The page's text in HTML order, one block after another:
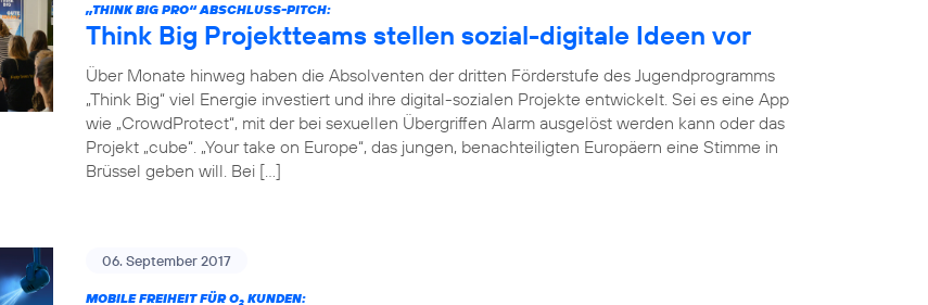
„THINK BIG PRO“ ABSCHLUSS-PITCH:
Think Big Projektteams stellen sozial-digitale Ideen vor
Über Monate hinweg haben die Absolventen der dritten Förderstufe des Jugendprogramms
„Think Big“ viel Energie investiert und ihre digital-sozialen Projekte entwickelt. Sei es eine App
wie „CrowdProtect“, mit der bei sexuellen Übergriffen Alarm ausgelöst werden kann oder das
Projekt „cube“. „Your take on Europe“, das jungen, benachteiligten Europäern eine Stimme in
Brüssel geben will. Bei […]
06. September 2017
MOBILE FREIHEIT FÜR O2 KUNDEN: